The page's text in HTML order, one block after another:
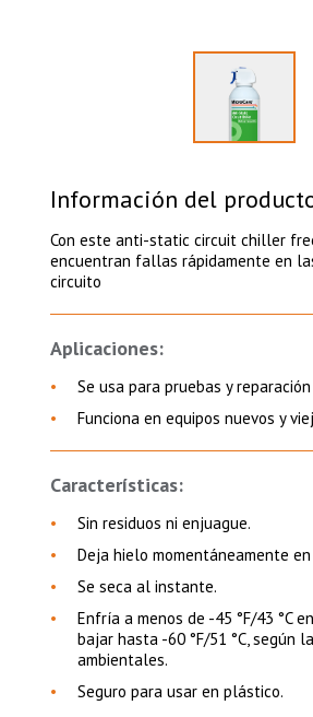
Select to
Información del
Con este anti-static circuit chiller
encuentran fallas rápidamente en
circuito
Aplicaciones:
Se usa para pruebas y
Funciona en equipos nuevos y
Características:
Sin residuos ni enjuague.
Deja hielo momentáneamente en
Se seca al instante.
Enfría a menos de -45 °F/43 °C
bajar hasta -60 °F/51 °C, según
ambientales.
Seguro para usar en plástico.